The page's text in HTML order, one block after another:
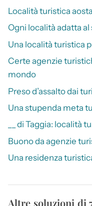
Località turistica
Ogni località adatta
Una località turistica
Certe agenzie
mondo
Preso d’assalto dai
Una stupenda meta
__ di Taggia: località
Buono da agenzie
Una residenza
Altre soluzioni di